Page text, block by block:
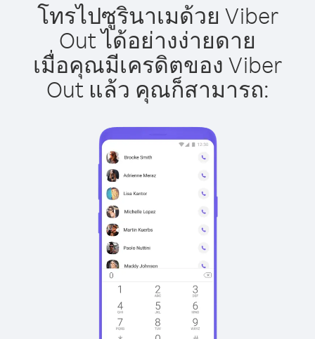
โทรไปซูรินาเมด้วย Viber
Out ได้อย่างง่ายดาย
เมื่อคุณมีเครดิตของ Viber
Out แล้ว คุณก็สามารถ: